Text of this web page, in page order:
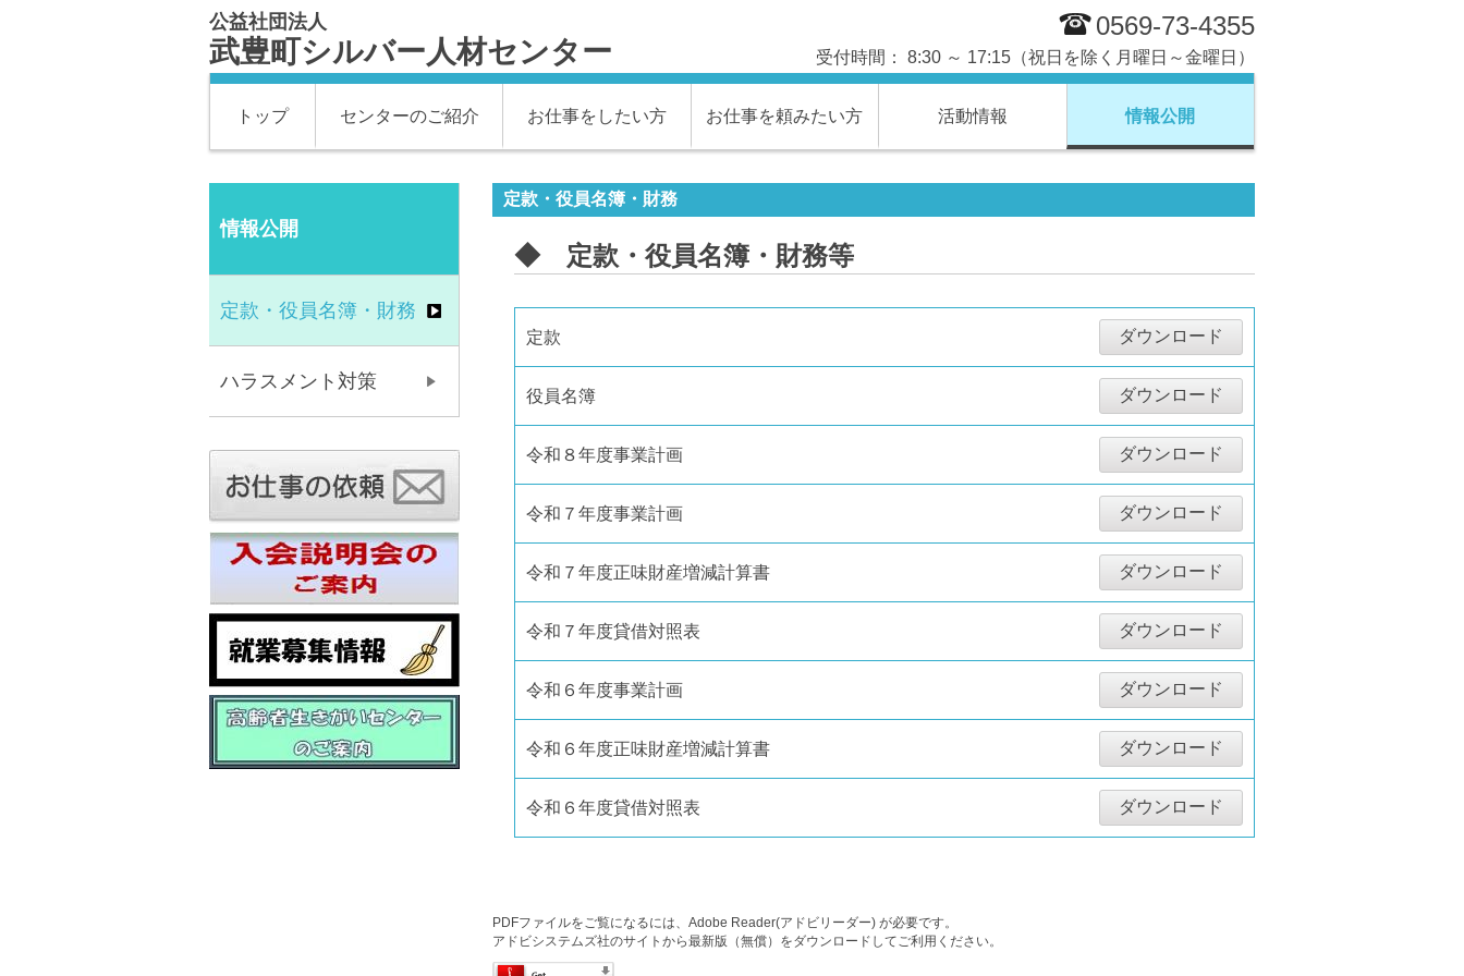
公益社団法人
武豊町シルバー人材センター
0569-73-4355
受付時間： 8:30 ～ 17:15（祝日を除く月曜日～金曜日）
トップ センターのご紹介 お仕事をしたい方 お仕事を頼みたい方 活動情報 情報公開
定款・役員名簿・財務
◆ 定款・役員名簿・財務等
定款 ダウンロード
役員名簿 ダウンロード
令和８年度事業計画 ダウンロード
令和７年度事業計画 ダウンロード
令和７年度正味財産増減計算書 ダウンロード
令和７年度貸借対照表 ダウンロード
令和６年度事業計画 ダウンロード
令和６年度正味財産増減計算書 ダウンロード
令和６年度貸借対照表 ダウンロード
PDFファイルをご覧になるには、Adobe Reader(アドビリーダー) が必要です。
アドビシステムズ社のサイトから最新版（無償）をダウンロードしてご利用ください。
情報公開
定款・役員名簿・財務
ハラスメント対策